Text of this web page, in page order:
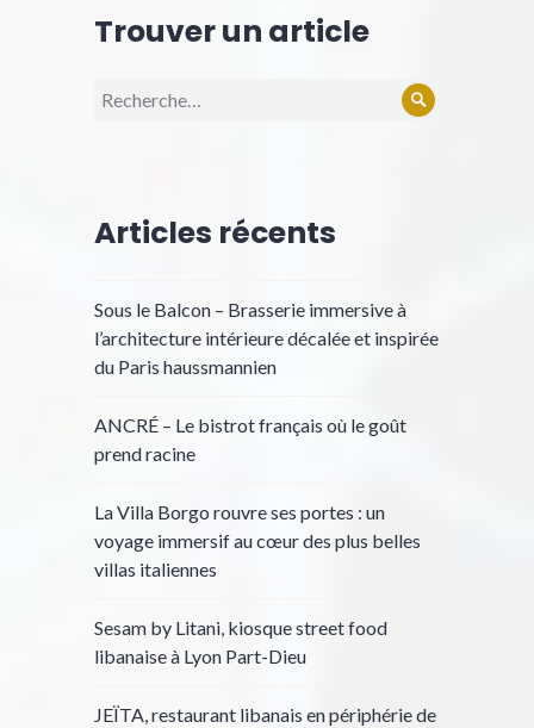
Trouver un article
Articles récents
Sous le Balcon – Brasserie immersive à
l’architecture intérieure décalée et inspirée
du Paris haussmannien
ANCRÉ – Le bistrot français où le goût
prend racine
La Villa Borgo rouvre ses portes : un
voyage immersif au cœur des plus belles
villas italiennes
Sesam by Litani, kiosque street food
libanaise à Lyon Part-Dieu
JEÏTA, restaurant libanais en périphérie de